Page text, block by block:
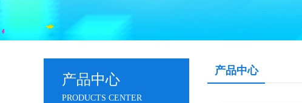
产品中心
PRODUCTS CENTER
产品中心